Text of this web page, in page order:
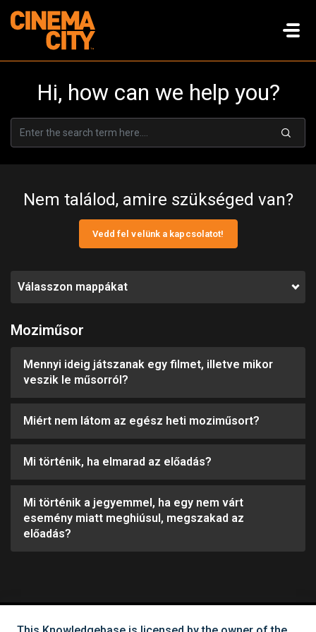
Hi, how can we help you?
Nem találod, amire szükséged van?
Vedd fel velünk a kapcsolatot!
Válasszon mappákat
Moziműsor
Mennyi ideig játszanak egy filmet, illetve mikor
veszik le műsorról?
Miért nem látom az egész heti moziműsort?
Mi történik, ha elmarad az előadás?
Mi történik a jegyemmel, ha egy nem várt
esemény miatt meghiúsul, megszakad az
előadás?